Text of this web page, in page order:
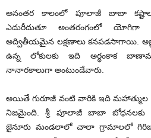
అనంతర కాలంలో పూలాజీ బాబా
ఎదురీదుతూ అంతరంగంలో యోగిగా
అద్వితీయమైన లక్షణాలు కనపడసాగాయి.
ఉన్న లోకులకు ఇది అర్థంకాక
నానారకాలుగా అంటుండేవారు.
అయితే గురూజీ వంటి వారికి ఇది మహాత్ముల
నిజమైంది. శ్రీ పూలాజీ బాబా బోధనలకు
జైనూరు మండలాలో చాలా గ్రామాలలో